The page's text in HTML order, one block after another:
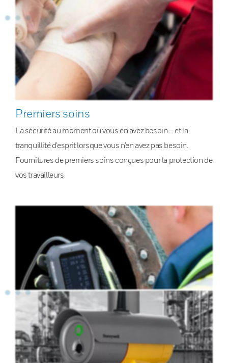
Premiers soins
La sécurité au moment où vous en avez besoin – et la
tranquillité d’esprit lorsque vous n’en avez pas besoin.
Fournitures de premiers soins conçues pour la protection de
vos travailleurs.